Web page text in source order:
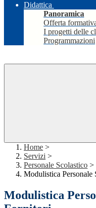
Didattica
Panoramica
Offerta
I progetti delle
Programmazioni
Home >
Servizi >
Personale Scolastico >
Modulistica Personale
Modulistica